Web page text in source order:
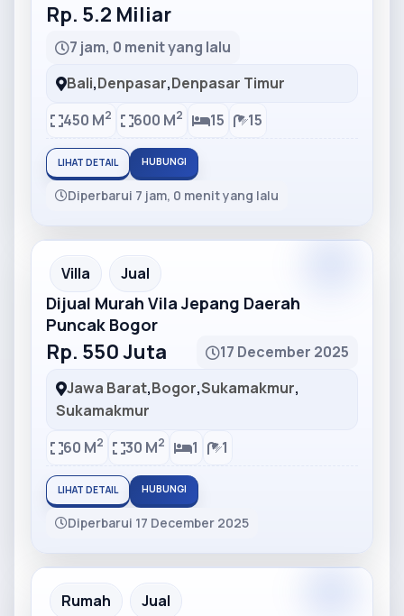
Rp. 5.2 Miliar
7 jam, 0 menit yang lalu
Bali,Denpasar,Denpasar Timur
450 M2 600 M2 15 15
LIHAT DETAIL HUBUNGI
Diperbarui 7 jam, 0 menit yang lalu
Partner Ad
Villa Jual
Dijual Murah Vila Jepang Daerah
Puncak Bogor
Rp. 550 Juta
17 December 2025
Jawa Barat,Bogor,Sukamakmur,
Sukamakmur
60 M2 30 M2 1 1
LIHAT DETAIL HUBUNGI
Diperbarui 17 December 2025
Partner Ad
Rumah Jual